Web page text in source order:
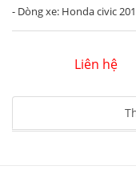
- Dòng xe: Honda civic
Liên hệ